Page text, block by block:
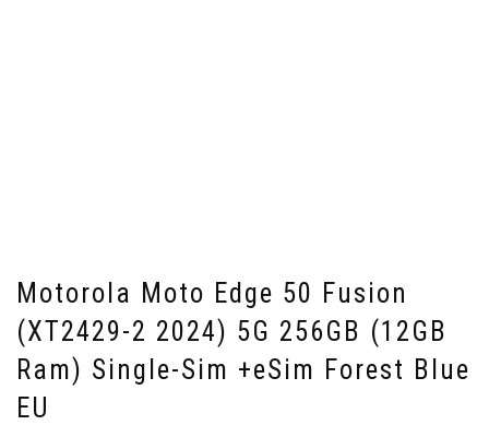
Motorola Moto Edge 50 Fusion
(XT2429-2 2024) 5G 256GB (12GB
Ram) Single-Sim +eSim Forest Blue
EU